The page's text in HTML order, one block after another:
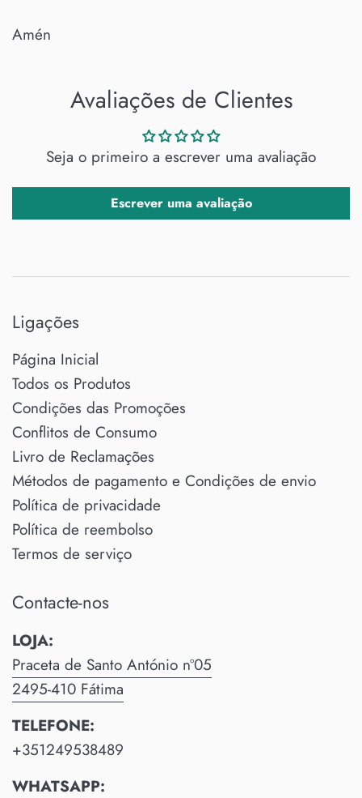
Amén
Avaliações de Clientes
Seja o primeiro a escrever uma avaliação
Escrever uma avaliação
Ligações
Página Inicial
Todos os Produtos
Condições das Promoções
Conflitos de Consumo
Livro de Reclamações
Métodos de pagamento e Condições de envio
Política de privacidade
Política de reembolso
Termos de serviço
Contacte-nos
LOJA:
Praceta de Santo António nº05
2495-410 Fátima
TELEFONE:
+351249538489
WHATSAPP: